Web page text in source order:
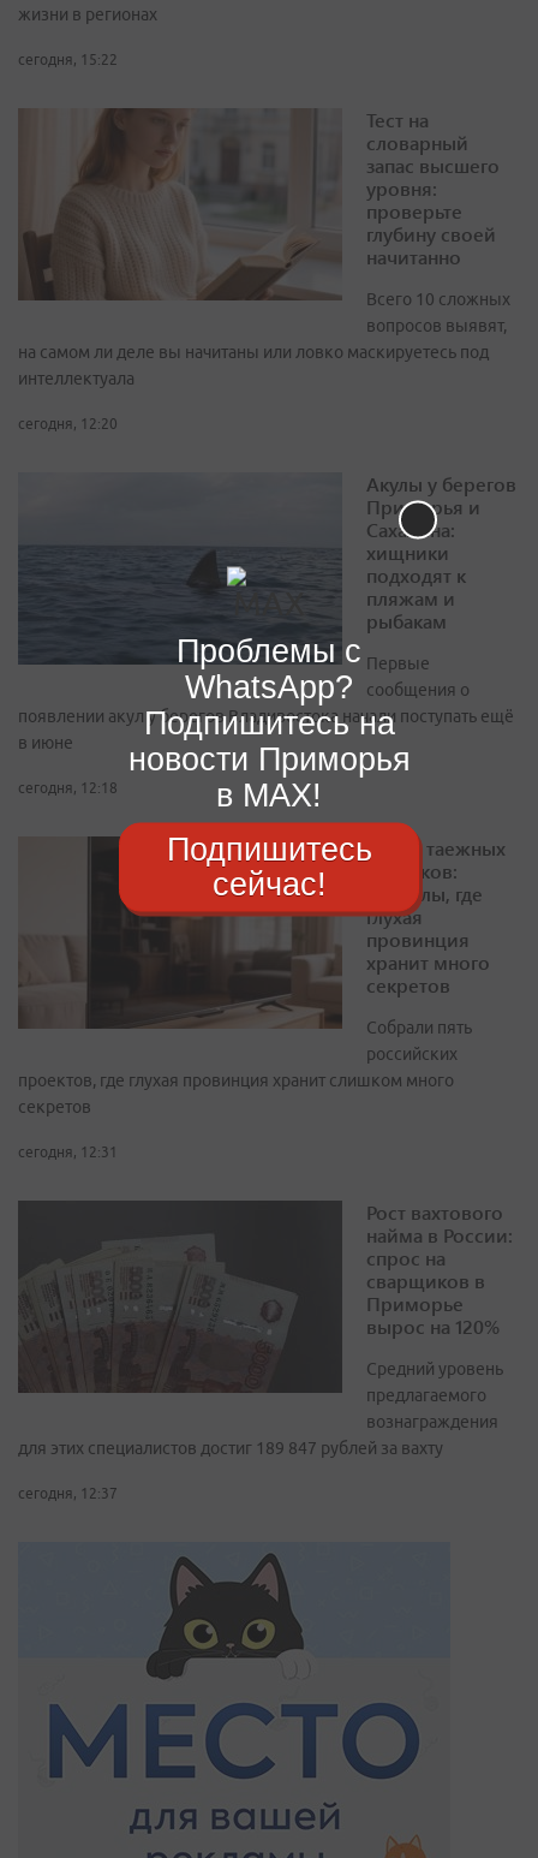
жизни в регионах
сегодня, 15:22
Тест на
словарный
запас высшего
уровня:
проверьте
глубину своей
начитанно
Всего 10 сложных
вопросов выявят,
на самом ли деле вы начитаны или ловко маскируетесь под
интеллектуала
сегодня, 12:20
Акулы у берегов
Приморья и
Сахалина:
хищники
подходят к
пляжам и
рыбакам
Первые
сообщения о
появлении акул у берегов Владивостока начали поступать ещё
в июне
сегодня, 12:18
Тайны таежных
городков:
сериалы, где
глухая
провинция
хранит много
секретов
Собрали пять
российских
проектов, где глухая провинция хранит слишком много
секретов
сегодня, 12:31
Рост вахтового
найма в России:
спрос на
сварщиков в
Приморье
вырос на 120%
Средний уровень
предлагаемого
вознаграждения
для этих специалистов достиг 189 847 рублей за вахту
сегодня, 12:37
Проблемы с
WhatsApp?
Подпишитесь на
новости Приморья
в MAX!
Подпишитесь
сейчас!